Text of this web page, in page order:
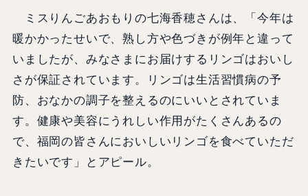
ミスりんごあおもりの七海香穂さんは、「今年は
暖かかったせいで、熟し方や色づきが例年と違って
いましたが、みなさまにお届けするリンゴはおいし
さが保証されています。リンゴは生活習慣病の予
防、おなかの調子を整えるのにいいとされていま
す。健康や美容にうれしい作用がたくさんあるの
で、福岡の皆さんにおいしいリンゴを食べていただ
きたいです」とアピール。